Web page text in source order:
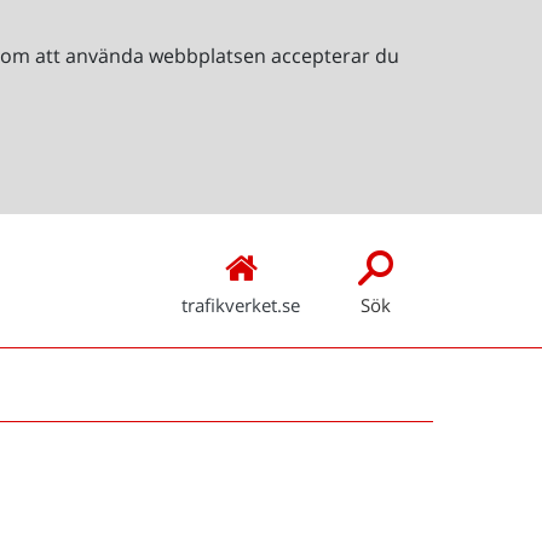
att använda webbplatsen accepterar du
trafikverket.se Sök